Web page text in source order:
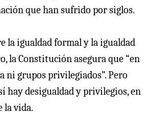
que han sufrido por siglos.
la igualdad formal y la igualdad
la Constitución asegura que “en
ni grupos privilegiados”. Pero
hay desigualdad y privilegios, en
la vida.